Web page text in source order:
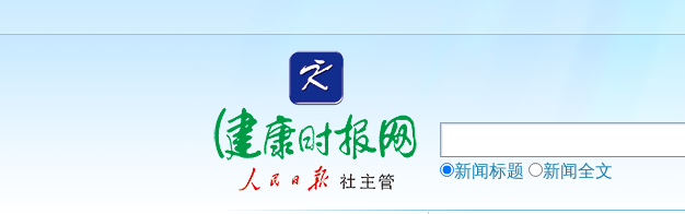
新闻标题 新闻全文